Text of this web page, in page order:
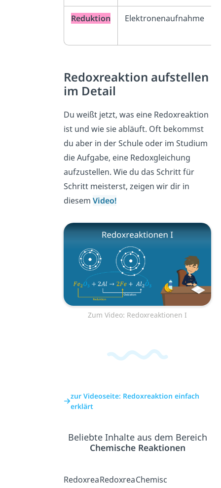
Reduktion Elektronenaufnahme
Redoxreaktion aufstellen
im Detail
Du weißt jetzt, was eine Redoxreaktion
ist und wie sie abläuft. Oft bekommst
du aber in der Schule oder im Studium
die Aufgabe, eine Redoxgleichung
aufzustellen. Wie du das Schritt für
Schritt meisterst, zeigen wir dir in
diesemVideo!
Zum Video: Redoxreaktionen I
zur Videoseite: Redoxreaktion einfach
erklärt
Beliebte Inhalte aus dem Bereich
Chemische Reaktionen
RedoxreaRedoxreaChemisc